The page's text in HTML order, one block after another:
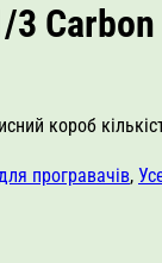
короб
програвачів,